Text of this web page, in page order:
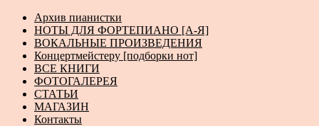
Архив пианистки
НОТЫ ДЛЯ ФОРТЕПИАНО [А-Я]
ВОКАЛЬНЫЕ ПРОИЗВЕДЕНИЯ
Концертмейстеру [подборки нот]
ВСЕ КНИГИ
ФОТОГАЛЕРЕЯ
СТАТЬИ
МАГАЗИН
Контакты